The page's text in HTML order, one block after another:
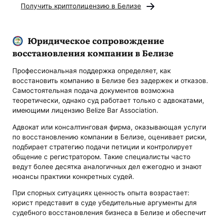
Получить криптолицензию в Белизе
Юридическое сопровождение
восстановления компании в Белизе
Профессиональная поддержка определяет, как
восстановить компанию в Белизе без задержек и отказов.
Самостоятельная подача документов возможна
теоретически, однако суд работает только с адвокатами,
имеющими лицензию Belize Bar Association.
Адвокат или консалтинговая фирма, оказывающая услуги
по восстановлению компании в Белизе, оценивает риски,
подбирает стратегию подачи петиции и контролирует
общение с регистратором. Такие специалисты часто
ведут более десятка аналогичных дел ежегодно и знают
нюансы практики конкретных судей.
При спорных ситуациях ценность опыта возрастает:
юрист представит в суде убедительные аргументы для
судебного восстановления бизнеса в Белизе и обеспечит